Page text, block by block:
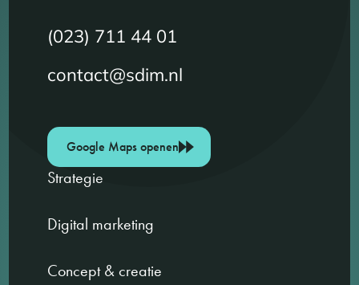
(023) 711 44 01
contact@sdim.nl
Google Maps openen
Strategie
Digital marketing
Concept & creatie